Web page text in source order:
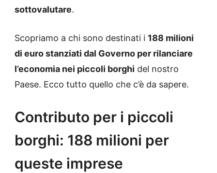
sottovalutare.
Scopriamo a chi sono destinati i 188 milioni
di euro stanziati dal Governo per rilanciare
l’economia nei piccoli borghi del nostro
Paese. Ecco tutto quello che c’è da sapere.
Contributo per i piccoli
borghi: 188 milioni per
queste imprese